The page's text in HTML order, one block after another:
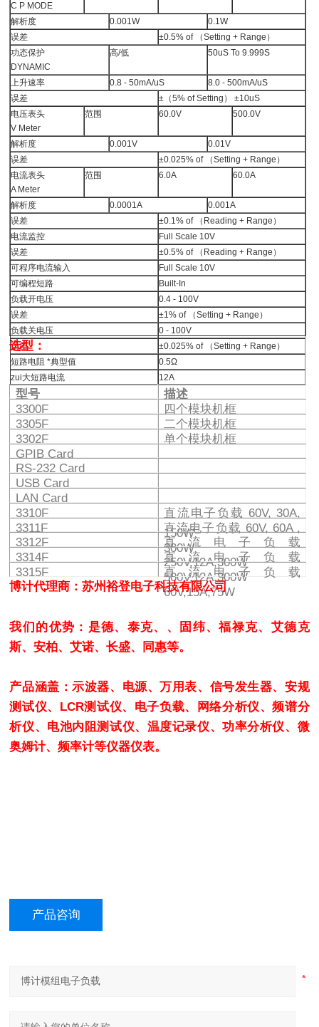
C P MODE
解析度 0.001W
0.1W
误差
±0.5% of （Setting + Range）
功态保护
DYNAMIC
高/低 50uS To 9.999S
上升速率 0.8 - 50mA/uS
8.0 - 500mA/uS
误差
±（5% of Setting） ±10uS
电压表头
V Meter
范围 60.0V 500.0V
解析度 0.001V
0.01V
误差
±0.025% of （Setting + Range）
电流表头
A Meter
范围 6.0A 60.0A
解析度 0.0001A
0.001A
误差
±0.1% of （Reading + Range）
电流监控
Full Scale 10V
误差
±0.5% of （Reading + Range）
可程序电流输入
Full Scale 10V
可编程短路
Built-In
负载开电压
0.4 - 100V
误差
±1% of （Setting + Range）
负载关电压
0 - 100V
误差
±0.025% of （Setting + Range）
短路电阻 *典型值
0.5Ω
zui大短路电流
12A
选型：
型号
描述
3300F
四个模块机框
3305F
二个模块机框
3302F
单个模块机框
GPIB Card
RS-232 Card
USB Card
LAN Card
3310F
直流电子负载 60V, 30A,
150W
3311F
直流电子负载 60V, 60A ,
300W
3312F
直流电子负载
250V,12A,300W
3314F
直流电子负载
500V,12A,300W
3315F
直流电子负载
60V,15A,75W
博计代理商：苏州裕登电子科技有限公司
我们的优势：是德、泰克、、固纬、福禄克、艾德克
斯、安柏、艾诺、长盛、同惠等。
产品涵盖：示波器、电源、万用表、信号发生器、安规
测试仪、LCR测试仪、电子负载、网络分析仪、频谱分
析仪、电池内阻测试仪、温度记录仪、功率分析仪、微
奥姆计、频率计等仪器仪表。
产品咨询